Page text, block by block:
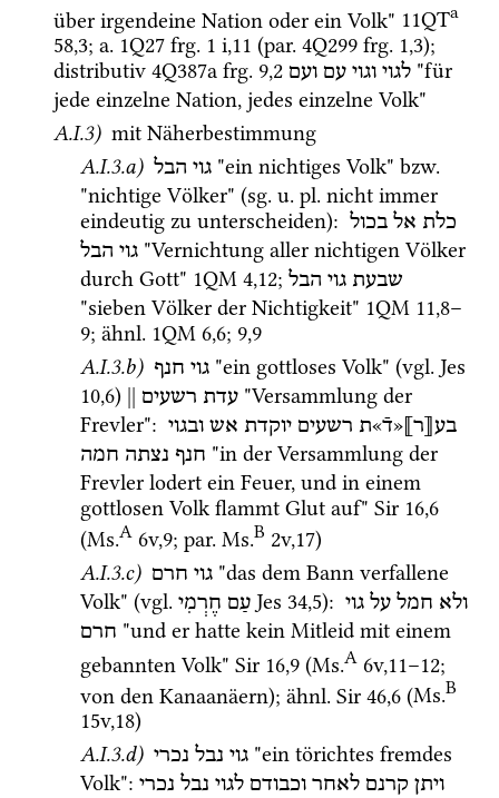
über irgendeine Nation oder ein Volk" 11QTa
58,3; a. 1Q27 frg. 1 i,11 (par. 4Q299 frg. 1,3);
distributiv 4Q387a frg. 9,2 לגוי וגוי עם ועם
"für
jede einzelne Nation, jedes einzelne Volk"
A.I.3) mit Näherbestimmung
A.I.3.a)
גוי הבל "ein nichtiges Volk" bzw.
"nichtige Völker" (sg. u. pl. nicht immer
eindeutig zu unterscheiden): כלת אל בכול
גוי הבל
"Vernichtung aller nichtigen Völker
durch Gott" 1QM 4,12; שבעת גוי הבל
"sieben Völker der Nichtigkeit" 1QM 11,8–
9; ähnl. 1QM 6,6; 9,9
A.I.3.b) גוי חנף "ein gottloses Volk" (vgl. Jes
10,6) || עדת רשעים "Versammlung der
Frevler": בע⟦ר⟧«דֿ»ת רשעים יוקדת אש ובגוי
חנף נצתה חמה
"in der Versammlung der
Frevler lodert ein Feuer, und in einem
gottlosen Volk flammt Glut auf" Sir 16,6
(Ms.A 6v,9; par. Ms.B 2v,17)
A.I.3.c)
גוי חרם
"das dem Bann verfallene
Volk" (vgl. עַם חֶרְמִי Jes 34,5): ולא חמל על גוי
חרם "und er hatte kein Mitleid mit einem
gebannten Volk" Sir 16,9 (Ms.A 6v,11–12;
von den Kanaanäern); ähnl. Sir 46,6 (Ms.B
15v,18)
A.I.3.d) גוי נבל נכרי "ein törichtes fremdes
Volk": ויתן קרנם לאחר וכבודם לגוי נבל נכרי